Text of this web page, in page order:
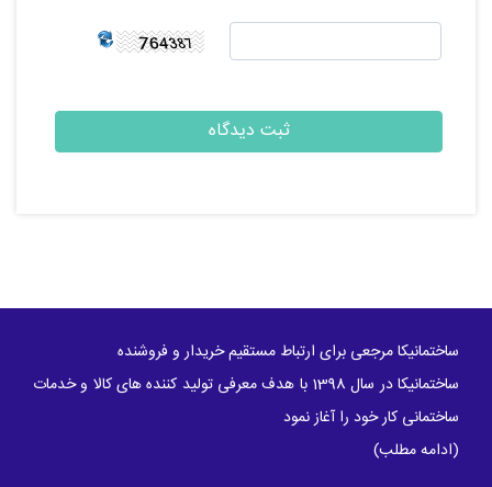
ساختمانیکا مرجعی برای ارتباط مستقیم خریدار و فروشنده
ساختمانیکا در سال 1398 با هدف معرفی تولید کننده های کالا و خدمات
ساختمانی کار خود را آغاز نمود
(ادامه مطلب)